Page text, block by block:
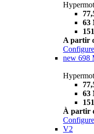
63
A partir
new 698
63
À partir
V2